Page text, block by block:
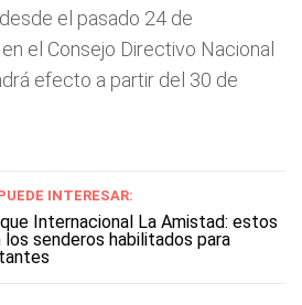
el pasado 24 de
el Consejo Directivo Nacional
efecto a partir del 30 de
INTERESAR:
Internacional La Amistad: estos
los senderos habilitados para